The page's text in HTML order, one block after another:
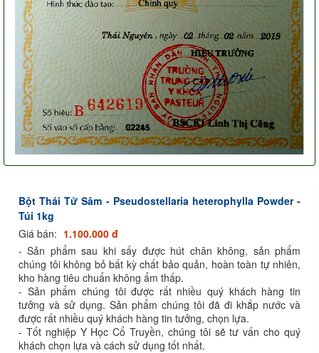
Bột Thái Tử Sâm - Pseudostellaria heterophylla Powder -
Túi 1kg
Giá bán: 1.100.000 đ
- Sản phẩm sau khi sấy được hút chân không, sản phẩm
chúng tôi không bỏ bất kỳ chất bảo quản, hoàn toàn tự nhiên,
kho hàng tiêu chuẩn không ẩm thấp.
- Sản phẩm chúng tôi được rất nhiều quý khách hàng tin
tưởng và sử dụng. Sản phẩm chúng tôi đã đi khắp nước và
được rất nhiều quý khách hàng tin tưởng, chọn lựa.
- Tốt nghiệp Y Học Cổ Truyền, chúng tôi sẽ tư vấn cho quý
khách chọn lựa và cách sử dụng tốt nhất.